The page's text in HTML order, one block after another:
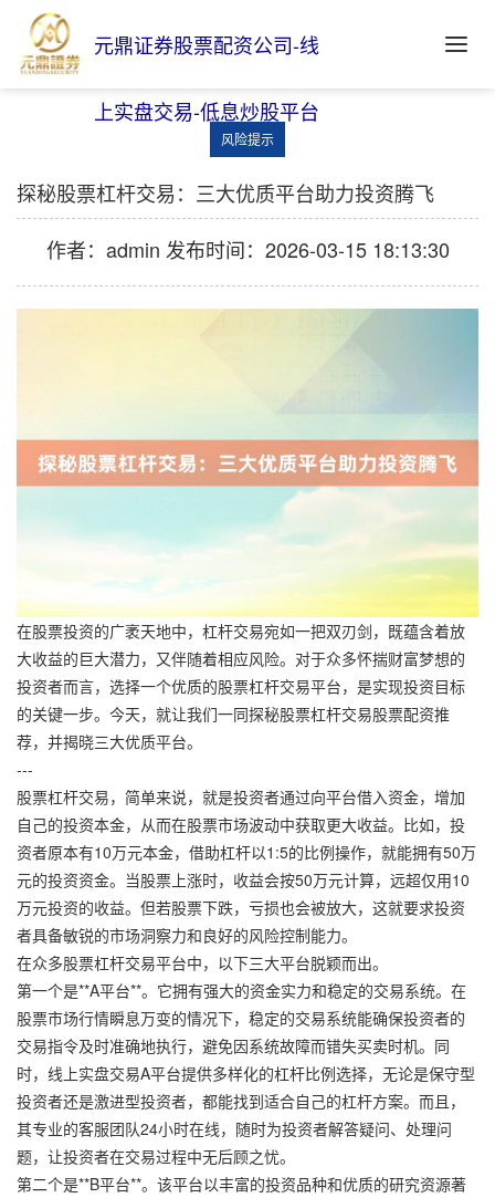
元鼎证券股票配资公司-线
上实盘交易-低息炒股平台
风险提示
探秘股票杠杆交易：三大优质平台助力投资腾飞
作者：admin 发布时间：2026-03-15 18:13:30
在股票投资的广袤天地中，杠杆交易宛如一把双刃剑，既蕴含着放
大收益的巨大潜力，又伴随着相应风险。对于众多怀揣财富梦想的
投资者而言，选择一个优质的股票杠杆交易平台，是实现投资目标
的关键一步。今天，就让我们一同探秘股票杠杆交易股票配资推
荐，并揭晓三大优质平台。
---
股票杠杆交易，简单来说，就是投资者通过向平台借入资金，增加
自己的投资本金，从而在股票市场波动中获取更大收益。比如，投
资者原本有10万元本金，借助杠杆以1:5的比例操作，就能拥有50万
元的投资资金。当股票上涨时，收益会按50万元计算，远超仅用10
万元投资的收益。但若股票下跌，亏损也会被放大，这就要求投资
者具备敏锐的市场洞察力和良好的风险控制能力。
在众多股票杠杆交易平台中，以下三大平台脱颖而出。
第一个是**A平台**。它拥有强大的资金实力和稳定的交易系统。在
股票市场行情瞬息万变的情况下，稳定的交易系统能确保投资者的
交易指令及时准确地执行，避免因系统故障而错失买卖时机。同
时， 线上实盘交易A平台提供多样化的杠杆比例选择，无论是保守型
投资者还是激进型投资者，都能找到适合自己的杠杆方案。而且，
其专业的客服团队24小时在线，随时为投资者解答疑问、处理问
题，让投资者在交易过程中无后顾之忧。
第二个是**B平台**。该平台以丰富的投资品种和优质的研究资源著